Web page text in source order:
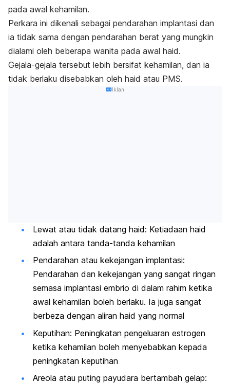
pada awal kehamilan.
Perkara ini dikenali sebagai pendarahan implantasi dan
ia tidak sama dengan pendarahan berat yang mungkin
dialami oleh beberapa wanita pada awal haid.
Gejala-gejala tersebut lebih bersifat kehamilan, dan ia
tidak berlaku disebabkan oleh haid atau PMS.
Iklan
Lewat atau tidak datang haid: Ketiadaan haid
adalah antara tanda-tanda kehamilan
Pendarahan atau kekejangan implantasi:
Pendarahan dan kekejangan yang sangat ringan
semasa implantasi embrio di dalam rahim ketika
awal kehamilan boleh berlaku. Ia juga sangat
berbeza dengan aliran haid yang normal
Keputihan: Peningkatan pengeluaran estrogen
ketika kehamilan boleh menyebabkan kepada
peningkatan keputihan
Areola atau puting payudara bertambah gelap: